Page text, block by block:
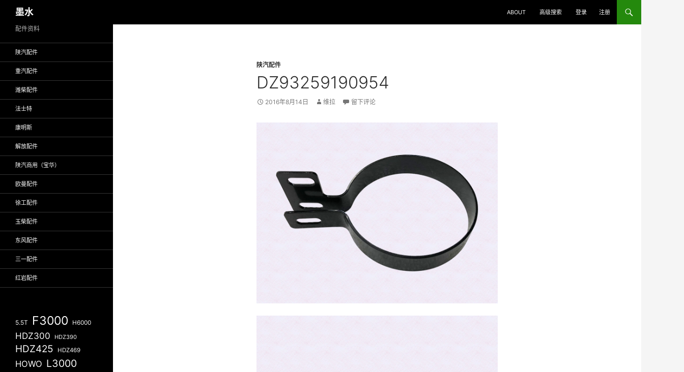
至
墨水 ABOUT 高级搜索 登录 注册
陕汽配件
DZ93259190954
2016年8月14日 维拉 留下评论
配件资料
陕汽配件
重汽配件
潍柴配件
法士特
康明斯
解放配件
陕汽商用（宝华）
欧曼配件
徐工配件
玉柴配件
东风配件
三一配件
红岩配件
5.5T F3000 H6000
HDZ300 HDZ390
HDZ425 HDZ469
HOWO L3000